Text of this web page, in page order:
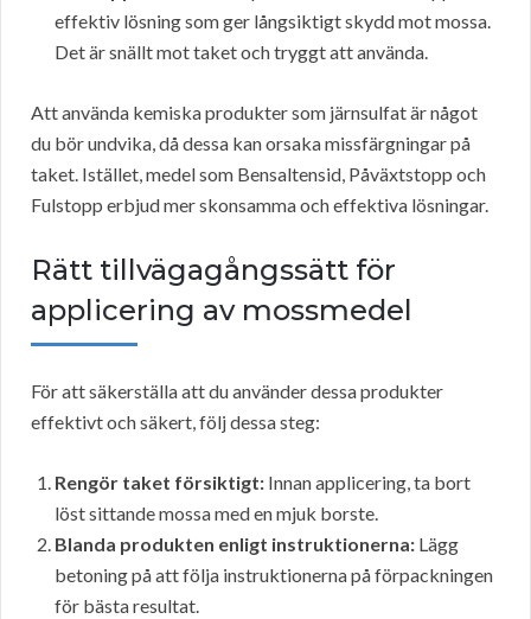
effektiv lösning som ger långsiktigt skydd mot mossa.
Det är snällt mot taket och tryggt att använda.
Att använda kemiska produkter som järnsulfat är något
du bör undvika, då dessa kan orsaka missfärgningar på
taket. Istället, medel som Bensaltensid, Påväxtstopp och
Fulstopp erbjud mer skonsamma och effektiva lösningar.
Rätt tillvägagångssätt för
applicering av mossmedel
För att säkerställa att du använder dessa produkter
effektivt och säkert, följ dessa steg:
Rengör taket försiktigt: Innan applicering, ta bort
löst sittande mossa med en mjuk borste.
Blanda produkten enligt instruktionerna: Lägg
betoning på att följa instruktionerna på förpackningen
för bästa resultat.